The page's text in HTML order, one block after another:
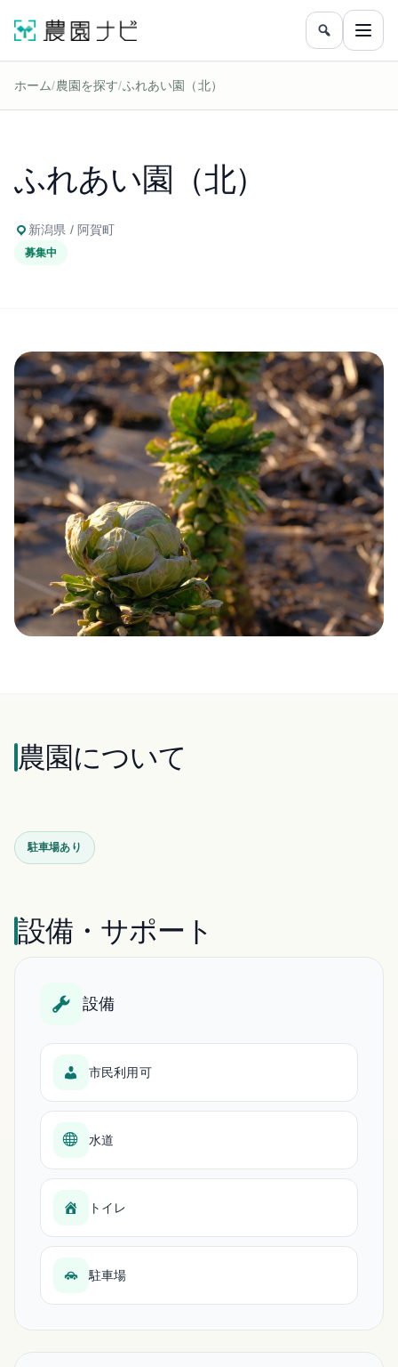
農園をフ
メニ
ホーム/農園を探す/ふれあい園（北）
ふれあい園（北）
新潟県 / 阿賀町
募集中
農園について
駐車場あり
設備・サポート
設備
市民利用可
水道
トイレ
駐車場